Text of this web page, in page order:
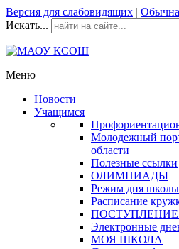
Версия для слабовидящих |
Искать...
Меню
Новости
Учащимся
Молодежный
области
Полезные ссылки
ОЛИМПИАДЫ
Режим дня
Расписание
ПОСТУПЛЕНИЕ
Электронные
МОЯ ШКОЛА